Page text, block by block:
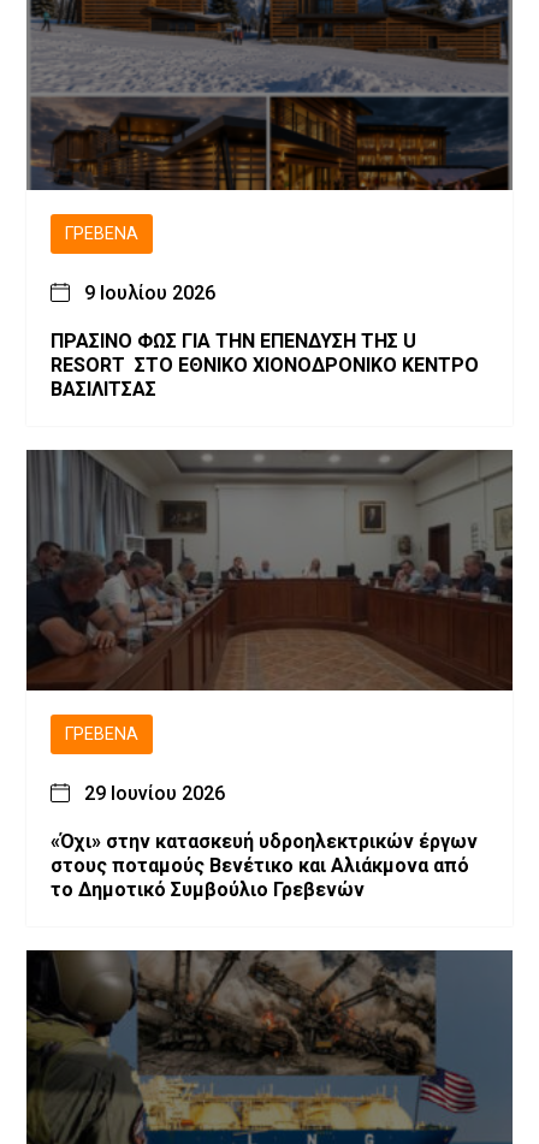
ΓΡΕΒΕΝΆ
9 Ιουλίου 2026
ΠΡΑΣΙΝΟ ΦΩΣ ΓΙΑ ΤΗΝ ΕΠΕΝΔΥΣΗ ΤΗΣ U
RESORT ΣΤΟ ΕΘΝΙΚΟ ΧΙΟΝΟΔΡΟΝΙΚΟ ΚΕΝΤΡΟ
ΒΑΣΙΛΙΤΣΑΣ
ΓΡΕΒΕΝΆ
29 Ιουνίου 2026
«Όχι» στην κατασκευή υδροηλεκτρικών έργων
στους ποταμούς Βενέτικο και Αλιάκμονα από
το Δημοτικό Συμβούλιο Γρεβενών